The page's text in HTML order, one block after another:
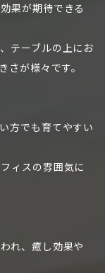
果が期待できる
テーブルの上にお
が様々です。
方でも育てやすい
ィスの雰囲気に
れ、癒し効果や